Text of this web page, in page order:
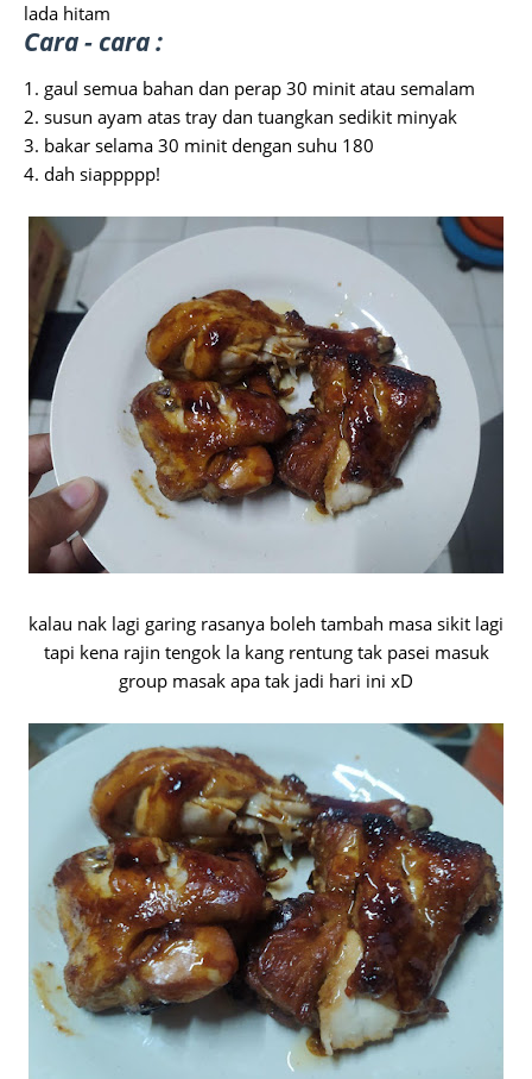
lada hitam
Cara - cara :
1. gaul semua bahan dan perap 30 minit atau semalam
2. susun ayam atas tray dan tuangkan sedikit minyak
3. bakar selama 30 minit dengan suhu 180
4. dah siappppp!
kalau nak lagi garing rasanya boleh tambah masa sikit lagi
tapi kena rajin tengok la kang rentung tak pasei masuk
group masak apa tak jadi hari ini xD